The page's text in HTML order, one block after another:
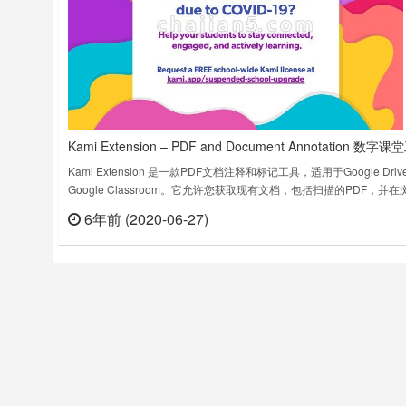
Kami Extension – PDF and Document Annotation 数字课
具PDF文档注释和标记工具
Kami Extension 是一款PDF文档注释和标记工具，适用于Google
Google Classroom。它允许您获取现有文档，包括扫描的PDF，并在
Best PDF and Document Annotation and Markup Tool. Works……
6年前 (2020-06-27)